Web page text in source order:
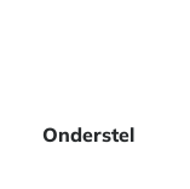
Onderstel